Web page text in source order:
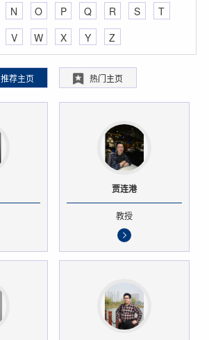
N O P Q R S
T
V W X Y Z
推荐主页 热门主页
贾连港
教授